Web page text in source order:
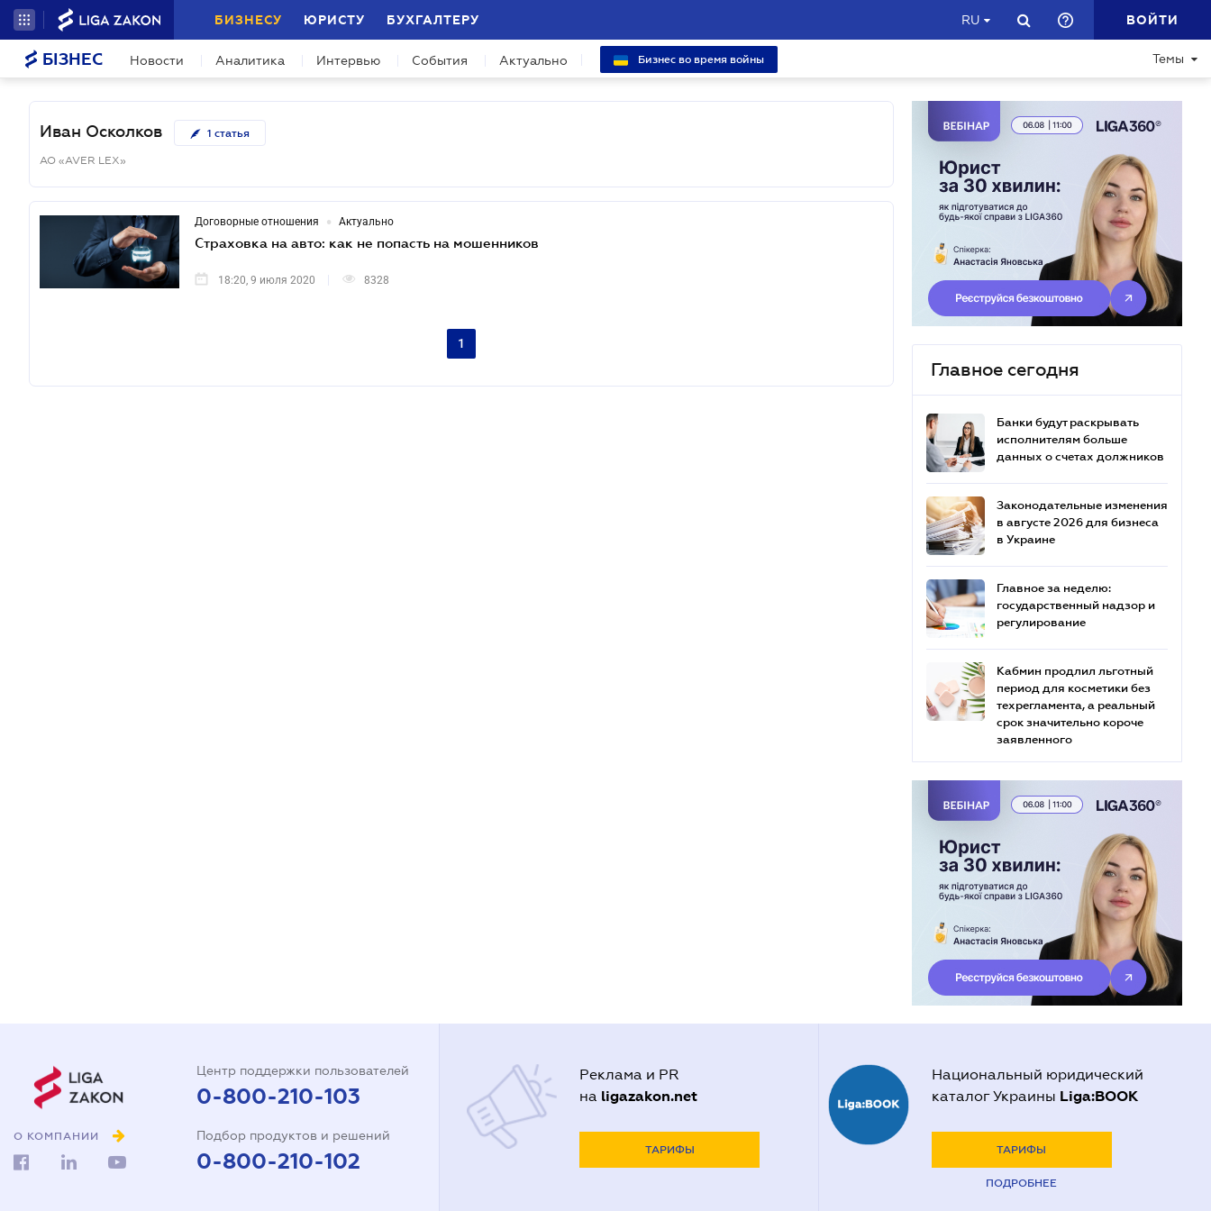
БИЗНЕСУ ЮРИСТУ БУХГАЛТЕРУ RU ВОЙТИ
БІЗНЕС Новости Аналитика Интервью События Актуально Бизнес во время войны Темы
Иван Осколков 1 статья
АО «AVER LEX»
Договорные отношения • Актуально
Страховка на авто: как не попасть на мошенников
18:20, 9 июля 2020 8328
1
Главное сегодня
Банки будут раскрывать
исполнителям больше
данных о счетах должников
Законодательные изменения
в августе 2026 для бизнеса
в Украине
Главное за неделю:
государственный надзор и
регулирование
Кабмин продлил льготный
период для косметики без
техрегламента, а реальный
срок значительно короче
заявленного
О КОМПАНИИ
Центр поддержки пользователей
0-800-210-103
Подбор продуктов и решений
0-800-210-102
Реклама и PR
на ligazakon.net
ТАРИФЫ
Национальный юридический
каталог Украины Liga:BOOK
ТАРИФЫ
ПОДРОБНЕЕ